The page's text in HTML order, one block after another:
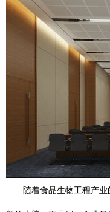
随着食品生物工程产